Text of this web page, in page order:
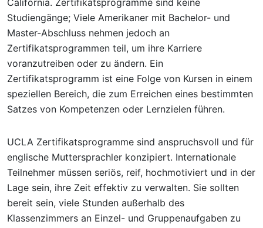
Studiengänge; Viele Amerikaner mit Bachelor- und
Master-Abschluss nehmen jedoch an
Zertifikatsprogrammen teil, um ihre Karriere
voranzutreiben oder zu ändern. Ein
Zertifikatsprogramm ist eine Folge von Kursen in einem
speziellen Bereich, die zum Erreichen eines bestimmten
Satzes von Kompetenzen oder Lernzielen führen.
UCLA Zertifikatsprogramme sind anspruchsvoll und für
englische Muttersprachler konzipiert. Internationale
Teilnehmer müssen seriös, reif, hochmotiviert und in der
Lage sein, ihre Zeit effektiv zu verwalten. Sie sollten
bereit sein, viele Stunden außerhalb des
Klassenzimmers an Einzel- und Gruppenaufgaben zu